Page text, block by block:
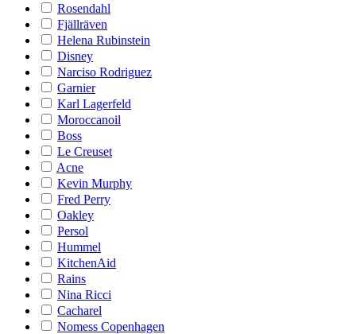
Rosendahl
Fjällräven
Helena Rubinstein
Disney
Narciso Rodriguez
Garnier
Karl Lagerfeld
Moroccanoil
Boss
Le Creuset
Acne
Kevin Murphy
Fred Perry
Oakley
Persol
Hummel
KitchenAid
Rains
Nina Ricci
Cacharel
Nomess Copenhagen